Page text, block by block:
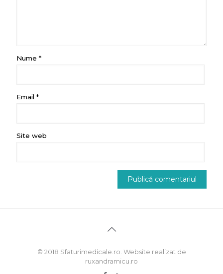
Nume *
Email *
Site web
© 2018 Sfaturimedicale.ro. Website realizat de
ruxandramicu.ro